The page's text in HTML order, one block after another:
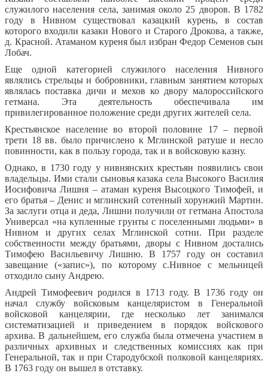
служилого населения села, занимая около 25 дворов. В 1782
году в Нивном существовал казацкий курень, в состав
которого входили казаки Нового и Старого Дрокова, а также,
д. Красной. Атаманом куреня был избран Федор Семенов сын
Лобач.
Еще одной категорией служилого населения Нивного
являлись стрельцы и бобровники, главным занятием которых
являлась поставка дичи и мехов ко двору малороссийского
гетмана. Эта деятельность обеспечивала им
привилегированное положение среди других жителей села.
Крестьянское население во второй половине 17 – первой
трети 18 вв. было причислено к Мглинской ратуше и несло
повинности, как в пользу города, так и в войсковую казну.
Однако, в 1730 году у нивнянских крестьян появились свои
владельцы. Ими стали сыновья казака села Высокого Василия
Иосифовича Лишня – атаман куреня Высоцкого Тимофей, и
его братья – Денис и мглинский сотенный хорунжий Мартин.
За заслуги отца и деда, Лишни получили от гетмана Апостола
Универсал «на купленные грунты с поселенными людьми» в
Нивном и других селах Мглинской сотни. При разделе
собственности между братьями, дворы с Нивном достались
Тимофею Васильевичу Лишню. В 1757 году он составил
завещание («запис»), по которому с.Нивное с мельницей
отходило сыну Андрею.
Андрей Тимофеевич родился в 1713 году. В 1736 году он
начал службу войсковым канцеляристом в Генеральной
войсковой канцелярии, где несколько лет занимался
систематизацией и приведением в порядок войскового
архива. В дальнейшем, его служба была отмечена участием в
различных архивных и следственных комиссиях как при
Генеральной, так и при Стародубской полковой канцеляриях.
В 1763 году он вышел в отставку.